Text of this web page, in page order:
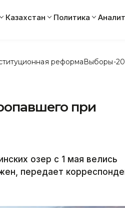
Казахстан Политика
реформаВыборы-
при
озер с 1 мая велись
передает